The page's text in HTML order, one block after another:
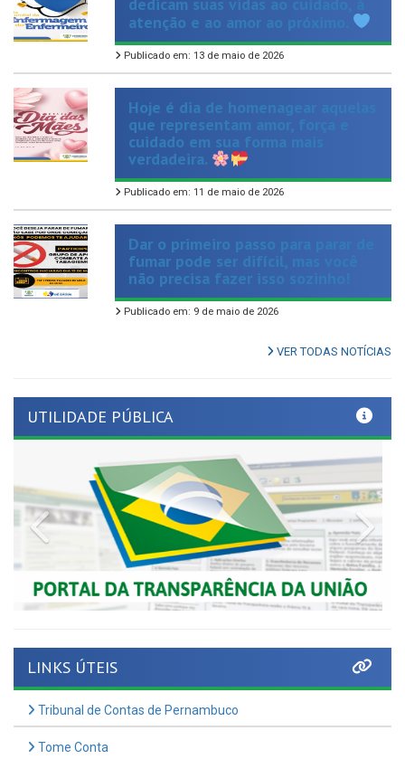
Publicado em: 13 de maio de 2026
Hoje é dia de homenagear aquelas
que representam amor, força e
cuidado em sua forma mais
verdadeira.
Publicado em: 11 de maio de 2026
Dar o primeiro passo para parar de
fumar pode ser difícil, mas você
não precisa fazer isso sozinho!
Publicado em: 9 de maio de 2026
VER TODAS NOTÍCIAS
Previous
Tribunal de Contas de Pernambuco
Tome Conta
AMUPE